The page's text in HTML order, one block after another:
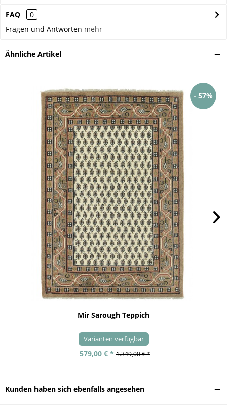
FAQ
0
Fragen und Antworten mehr
Ähnliche Artikel
- 57%
Mir Sarough Teppich
Varianten verfügbar
579,00 € * 1.349,00 € *
Kunden haben sich ebenfalls angesehen